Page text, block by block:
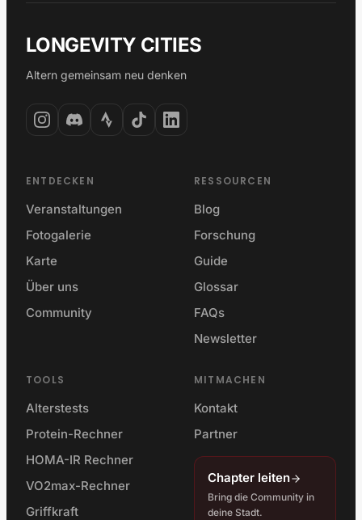
LONGEVITY CITIES
Altern gemeinsam neu denken
ENTDECKEN
Veranstaltungen
Fotogalerie
Karte
Über uns
Community
RESSOURCEN
Blog
Forschung
Guide
Glossar
FAQs
Newsletter
TOOLS
Alterstests
Protein-Rechner
HOMA-IR Rechner
VO2max-Rechner
Griffkraft
MITMACHEN
Kontakt
Partner
Chapter leiten
Bring die Community in
deine Stadt.